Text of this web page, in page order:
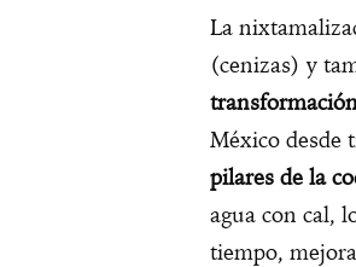
La
(cenizas) y
México desde
pilares de la
agua con cal,
tiempo,